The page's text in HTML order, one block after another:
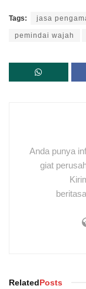
Tags: jasa
pemindai wajah
Anda punya
giat
RelatedPosts